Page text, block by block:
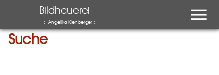
Bildhauerei
:: Angelika Kienberger ::
Suche